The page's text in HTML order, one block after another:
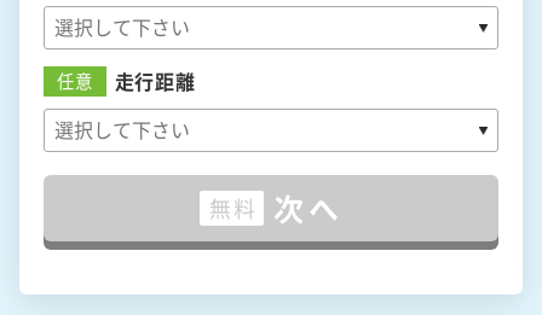
任意 走行距離
無料 次へ